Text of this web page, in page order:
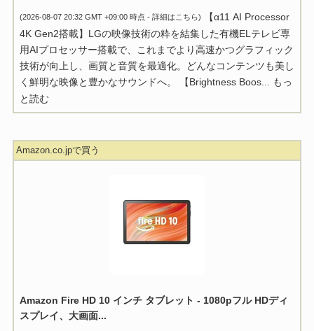
(2026-08-07 20:32 GMT +09:00 時点 - 詳細はこちら)
【α11 AI Processor
4K Gen2搭載】LGの映像技術の粋を結集した有機ELテレビ専
用AIプロセッサー搭載で、これまでより高速かつグラフィック
技術が向上し、画質と音質を最適化。どんなコンテンツも美し
く鮮明な映像と豊かなサウンドへ。 【Brightness Boos... もっ
と読む
Amazon.co.jpで買う
Amazon Fire HD 10 インチ タブレット - 1080pフル HDディ
スプレイ、大画面...